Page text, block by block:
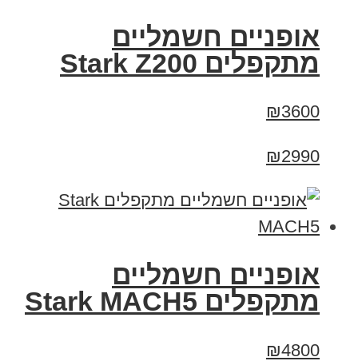
‏אופניים חשמליים
‏מתקפלים Stark Z200
₪3600
₪2990
‏אופניים חשמליים
‏מתקפלים Stark MACH5
₪4800